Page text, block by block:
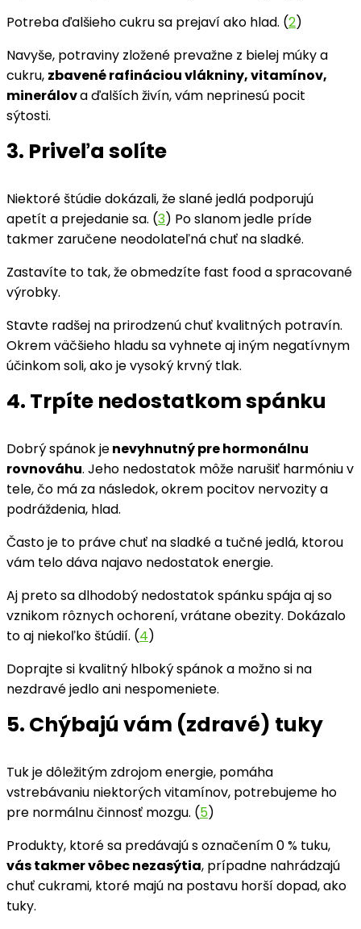
Potreba ďalšieho cukru sa prejaví ako hlad. (2)
Navyše, potraviny zložené prevažne z bielej múky a
cukru, zbavené rafináciou vlákniny, vitamínov,
minerálova ďalších živín, vám neprinesú pocit
sýtosti.
3. Priveľa solíte
Niektoré štúdie dokázali, že slané jedlá podporujú
apetít a prejedanie sa. (3) Po slanom jedle príde
takmer zaručene neodolateľná chuť na sladké.
Zastavíte to tak, že obmedzíte fast food a spracované
výrobky.
Stavte radšej na prirodzenú chuť kvalitných potravín.
Okrem väčšieho hladu sa vyhnete aj iným negatívnym
účinkom soli, ako je vysoký krvný tlak.
4. Trpíte nedostatkom spánku
Dobrý spánok jenevyhnutný pre hormonálnu
rovnováhu. Jeho nedostatok môže narušiť harmóniu v
tele, čo má za následok, okrem pocitov nervozity a
podráždenia, hlad.
Často je to práve chuť na sladké a tučné jedlá, ktorou
vám telo dáva najavo nedostatok energie.
Aj preto sa dlhodobý nedostatok spánku spája aj so
vznikom rôznych ochorení, vrátane obezity. Dokázalo
to aj niekoľko štúdií. (4)
Doprajte si kvalitný hlboký spánok a možno si na
nezdravé jedlo ani nespomeniete.
5. Chýbajú vám (zdravé) tuky
Tuk je dôležitým zdrojom energie, pomáha
vstrebávaniu niektorých vitamínov, potrebujeme ho
pre normálnu činnosť mozgu. (5)
Produkty, ktoré sa predávajú s označením 0 % tuku,
vás takmer vôbec nezasýtia, prípadne nahrádzajú
chuť cukrami, ktoré majú na postavu horší dopad, ako
tuky.